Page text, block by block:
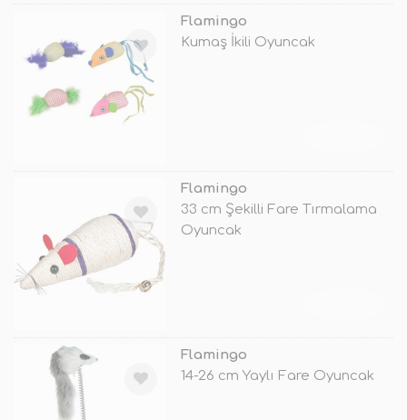
Flamingo
Kumaş İkili Oyuncak
Flamingo
33 cm Şekilli Fare Tırmalama
Oyuncak
Flamingo
14-26 cm Yaylı Fare Oyuncak